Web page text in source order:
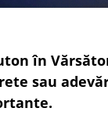
în
sau